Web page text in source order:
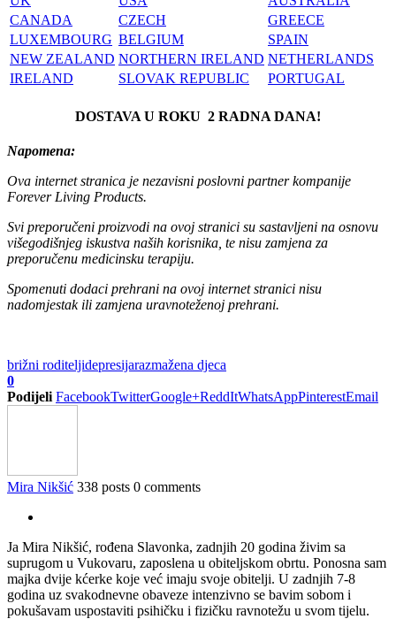
CANADA
CZECH
GREECE
LUXEMBOURG BELGIUM
SPAIN
NEW ZEALAND NORTHERN IRELAND NETHERLANDS
IRELAND
SLOVAK REPUBLIC PORTUGAL
DOSTAVA U ROKU 2 RADNA DANA!
Napomena:
Ova internet stranica je nezavisni poslovni partner kompanije
Forever Living Products.
Svi preporučeni proizvodi na ovoj stranici su sastavljeni na osnovu
višegodišnjeg iskustva naših korisnika, te nisu zamjena za
preporučenu medicinsku terapiju.
Spomenuti dodaci prehrani na ovoj internet stranici nisu
nadomjestak ili zamjena uravnoteženoj prehrani.
brižni roditeljidepresijarazmažena djeca
0
Podijeli FacebookTwitterGoogle+ReddItWhatsAppPinterestEmail
Mira Nikšić 338 posts 0 comments
Ja Mira Nikšić, rođena Slavonka, zadnjih 20 godina živim sa
suprugom u Vukovaru, zaposlena u obiteljskom obrtu. Ponosna sam
majka dvije kćerke koje već imaju svoje obitelji. U zadnjih 7-8
godina uz svakodnevne obaveze intenzivno se bavim sobom i
pokušavam uspostaviti psihičku i fizičku ravnotežu u svom tijelu.